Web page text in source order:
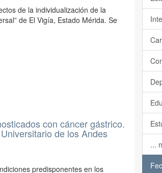
de la individualización de la
de El Vigía, Estado Mérida. Se
con cáncer gástrico.
de los Andes
predisponentes en los
...